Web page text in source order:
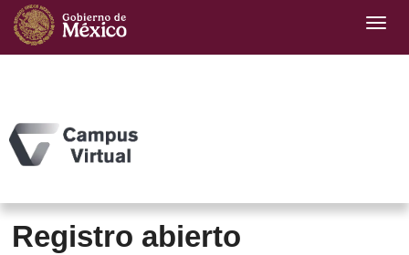
Registro abierto